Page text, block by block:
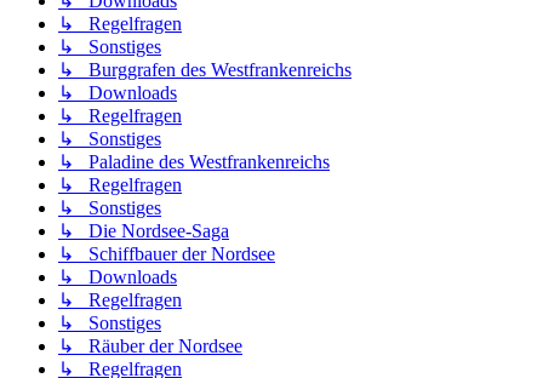
↳ Regelfragen
↳ Sonstiges
↳ Burggrafen des Westfrankenreichs
↳ Downloads
↳ Regelfragen
↳ Sonstiges
↳ Paladine des Westfrankenreichs
↳ Regelfragen
↳ Sonstiges
↳ Die Nordsee-Saga
↳ Schiffbauer der Nordsee
↳ Downloads
↳ Regelfragen
↳ Sonstiges
↳ Räuber der Nordsee
↳ Regelfragen